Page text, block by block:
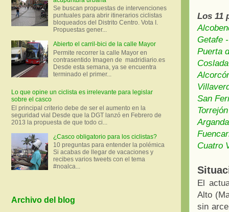
Los 11
Getafe
Puerta
San
Cuatro
El
Alto
sin
Se buscan propuestas de intervenciones
puntuales para abrir itinerarios ciclistas
bloqueados del Distrito Centro. Vota I.
Propuestas gener...
Abierto el carril-bici de la calle Mayor
Permite recorrer la calle Mayor en
contrasentido Imagen de madridiario.es
Desde esta semana, ya se encuentra
terminado el primer...
Lo que opine un ciclista es irrelevante para legislar
sobre el casco
El principal criterio debe de ser el aumento en la
seguridad vial Desde que la DGT lanzó en Febrero de
2013 la propuesta de que todo ci...
¿Casco obligatorio para los ciclistas?
10 preguntas para entender la polémica
Si acabas de llegar de vacaciones y
recibes varios tweets con el tema
#noalca...
Archivo del blog